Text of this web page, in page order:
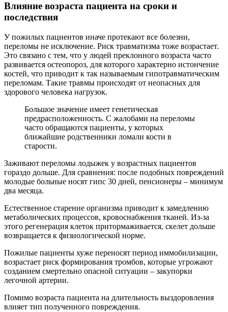
Влияние возраста пациента на сроки и
последствия
У пожилых пациентов иначе протекают все болезни,
переломы не исключение. Риск травматизма тоже возрастает.
Это связано с тем, что у людей преклонного возраста часто
развивается остеопороз, для которого характерно истончение
костей, что приводит к так называемым гипотравматическим
переломам. Такие травмы происходят от неопасных для
здорового человека нагрузок.
Большое значение имеет генетическая
предрасположенность. С жалобами на переломы
часто обращаются пациенты, у которых
ближайшие родственники ломали кости в
старости.
Заживают переломы лодыжек у возрастных пациентов
гораздо дольше. Для сравнения: после подобных повреждений
молодые больные носят гипс 30 дней, пенсионеры – минимум
два месяца.
Естественное старение организма приводит к замедлению
метаболических процессов, кровоснабжения тканей. Из-за
этого регенерация клеток притормаживается, скелет дольше
возвращается к физиологической норме.
Пожилые пациенты хуже переносят период иммобилизации,
возрастает риск формирования тромбов, которые угрожают
созданием смертельно опасной ситуации – закупорки
легочной артерии.
Помимо возраста пациента на длительность выздоровления
влияет тип полученного повреждения.